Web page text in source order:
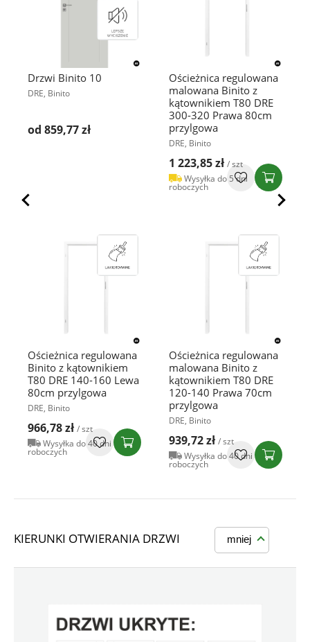
Drzwi Binito 10
DRE, Binito
od 859,77 zł
Ościeżnica regulowana
Binito z kątownikiem
T80 DRE 140-160 Lewa
80cm przylgowa
DRE, Binito
966,78 zł / szt
Wysyłka do 40 dni
roboczych
Ościeżnica regulowana
malowana Binito z
kątownikiem T80 DRE
300-320 Prawa 80cm
przylgowa
DRE, Binito
1 223,85 zł / szt
Wysyłka do 5 dni
roboczych
Ościeżnica regulowana
malowana Binito z
kątownikiem T80 DRE
120-140 Prawa 70cm
przylgowa
DRE, Binito
939,72 zł / szt
Wysyłka do 40 dni
roboczych
KIERUNKI OTWIERANIA DRZWI mniej